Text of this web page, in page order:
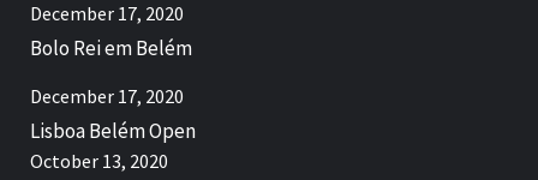
December 17, 2020
Bolo Rei em Belém
December 17, 2020
Lisboa Belém Open
October 13, 2020